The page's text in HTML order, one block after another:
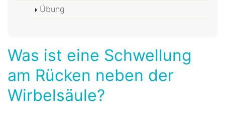
Übung
Was ist eine Schwellung
am Rücken neben der
Wirbelsäule?